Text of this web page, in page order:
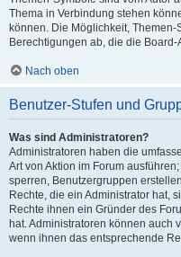
Thema in Verbindung stehen
können. Die Möglichkeit,
Berechtigungen ab, die die
Nach oben
Benutzer-Stufen und
Was sind Administratoren?
Administratoren haben die
Art von Aktion im Forum
sperren, Benutzergruppen
Rechte, die ein Administrator hat,
Rechte ihnen ein Gründer des
hat. Administratoren können
wenn ihnen das entsprechende